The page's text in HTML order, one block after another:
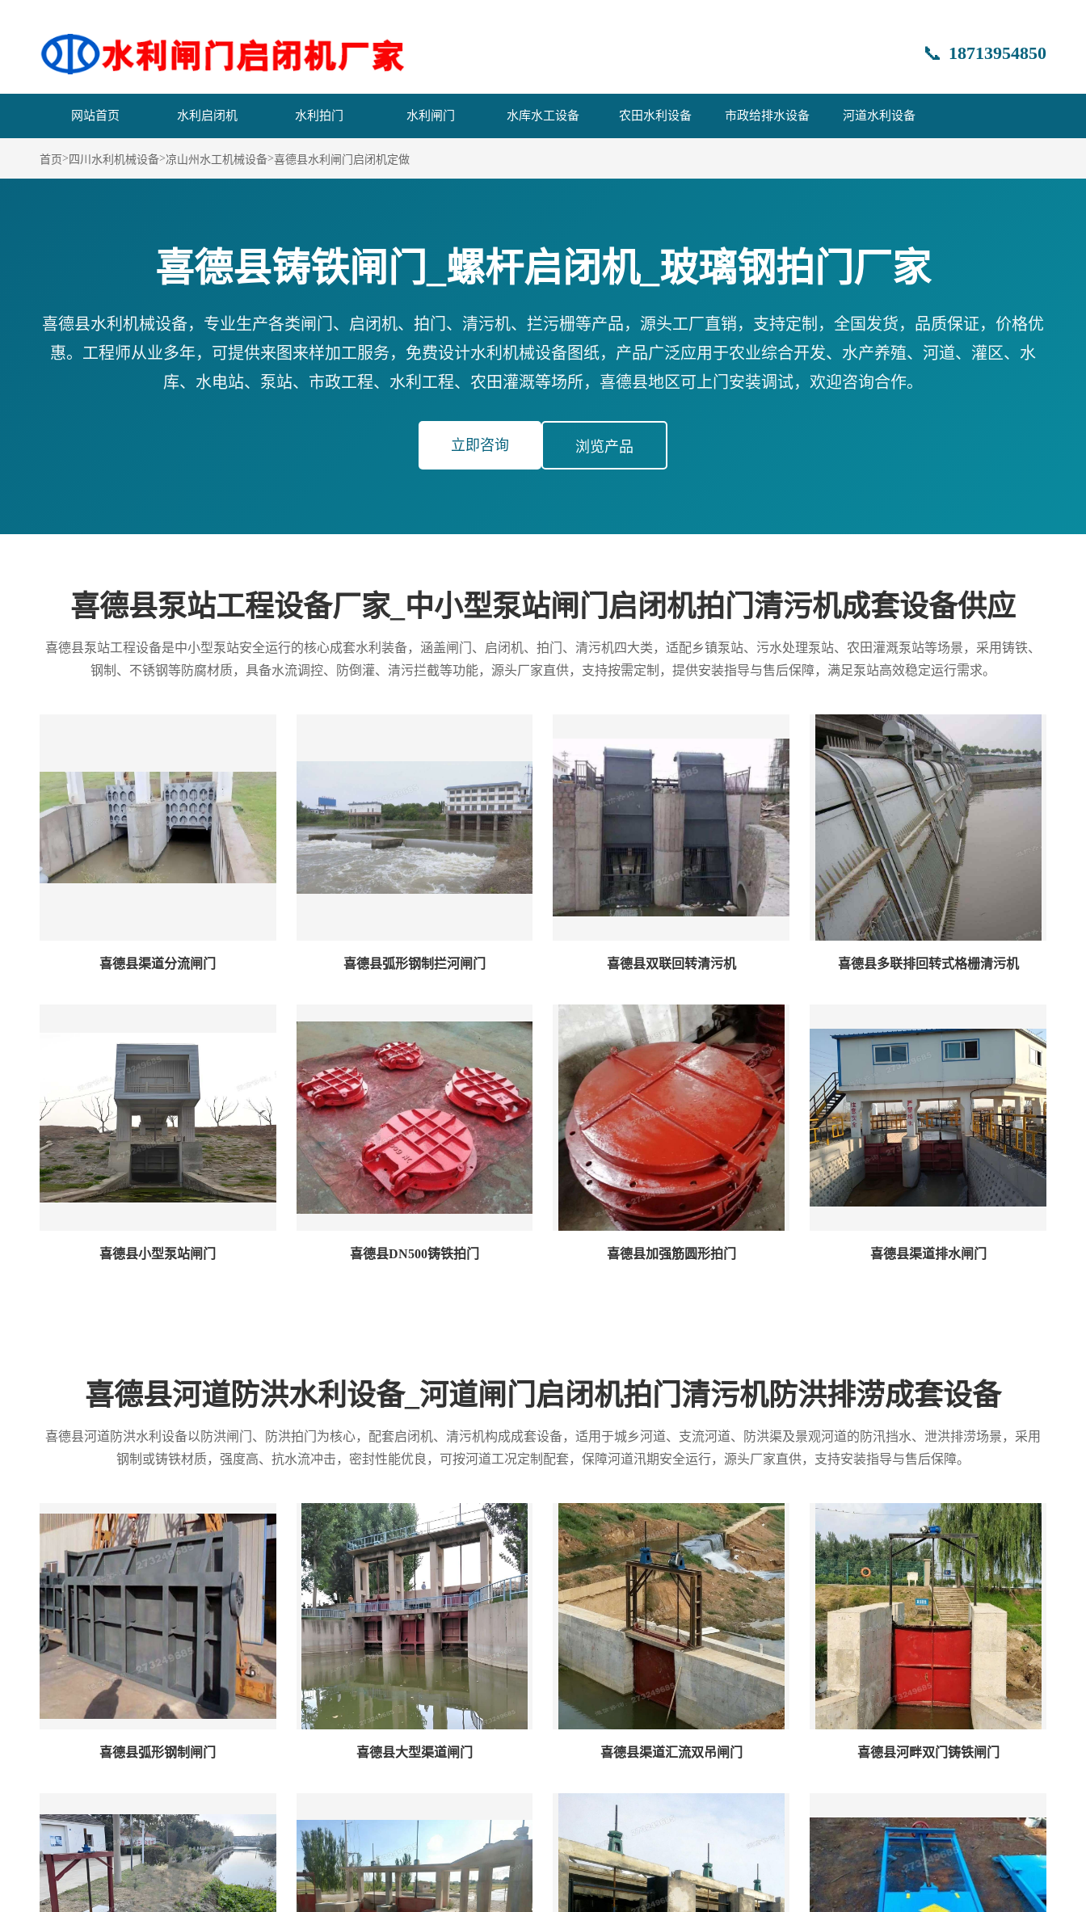
📞 18713954850
网站首页 水利启闭机 水利拍门 水利闸门 水库水工设备 农田水利设备 市政给排水设备 河道水利设备
首页> 四川水利机械设备>凉山州水工机械设备>喜德县水利闸门启闭机定做
喜德县铸铁闸门_螺杆启闭机_玻璃钢拍门厂家
喜德县水利机械设备，专业生产各类闸门、启闭机、拍门、清污机、拦污栅等产品，源头工厂直销，支持定制，全国发货，品质保证，价格优
惠。工程师从业多年，可提供来图来样加工服务，免费设计水利机械设备图纸，产品广泛应用于农业综合开发、水产养殖、河道、灌区、水
库、水电站、泵站、市政工程、水利工程、农田灌溉等场所，喜德县地区可上门安装调试，欢迎咨询合作。
立即咨询 浏览产品
喜德县泵站工程设备厂家_中小型泵站闸门启闭机拍门清污机成套设备供应
喜德县泵站工程设备是中小型泵站安全运行的核心成套水利装备，涵盖闸门、启闭机、拍门、清污机四大类，适配乡镇泵站、污水处理泵站、农田灌溉泵站等场景，采用铸铁、
钢制、不锈钢等防腐材质，具备水流调控、防倒灌、清污拦截等功能，源头厂家直供，支持按需定制，提供安装指导与售后保障，满足泵站高效稳定运行需求。
喜德县渠道分流闸门 喜德县弧形钢制拦河闸门 喜德县双联回转清污机 喜德县多联排回转式格栅清污机
喜德县小型泵站闸门 喜德县DN500铸铁拍门 喜德县加强筋圆形拍门 喜德县渠道排水闸门
喜德县河道防洪水利设备_河道闸门启闭机拍门清污机防洪排涝成套设备
喜德县河道防洪水利设备以防洪闸门、防洪拍门为核心，配套启闭机、清污机构成成套设备，适用于城乡河道、支流河道、防洪渠及景观河道的防汛挡水、泄洪排涝场景，采用
钢制或铸铁材质，强度高、抗水流冲击，密封性能优良，可按河道工况定制配套，保障河道汛期安全运行，源头厂家直供，支持安装指导与售后保障。
喜德县弧形钢制闸门 喜德县大型渠道闸门 喜德县渠道汇流双吊闸门 喜德县河畔双门铸铁闸门